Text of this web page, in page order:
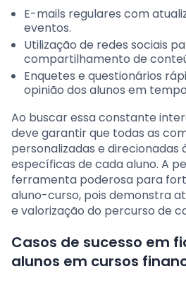
E-mails regulares com
eventos.
Utilização de redes sociais
compartilhamento de
Enquetes e questionários
opinião dos alunos em
Ao buscar essa constante
deve garantir que todas as
personalizadas e direcionadas
específicas de cada aluno. A
ferramenta poderosa para
aluno-curso, pois demonstra
e valorização do percurso de
Casos de sucesso em
alunos em cursos